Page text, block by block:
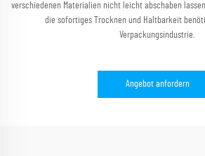
verschiedenen Materialien nicht leicht abschaben
die sofortiges Trocknen und Haltbarkeit
Verpackungsindustrie.
Angebot anfordern